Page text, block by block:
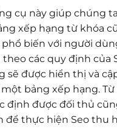
cụ này giúp chúng
xếp hạng từ khóa
biến với người
các quy định của
sẽ được hiển thị và
bảng xếp hạng.
định được đối thủ
để thực hiện Seo thu